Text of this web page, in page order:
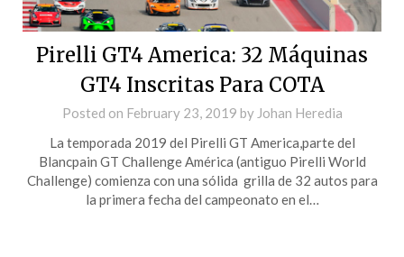
Pirelli GT4 America: 32 Máquinas
GT4 Inscritas Para COTA
Posted on February 23, 2019 by Johan Heredia
La temporada 2019 del Pirelli GT America,parte del
Blancpain GT Challenge América (antiguo Pirelli World
Challenge) comienza con una sólida grilla de 32 autos para
la primera fecha del campeonato en el…